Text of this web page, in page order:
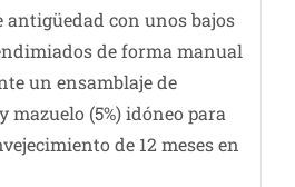
antigüedad con unos bajos
de forma manual
un ensamblaje de
mazuelo (5%) idóneo para
de 12 meses en